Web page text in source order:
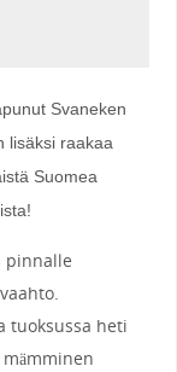
Svaneken
lisäksi raakaa
Suomea
pinnalle
tuoksussa heti